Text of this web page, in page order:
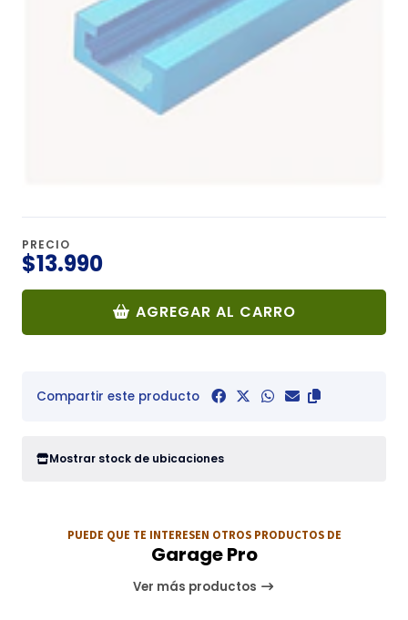
PRECIO
$13.990
AGREGAR AL CARRO
Compartir este producto
Mostrar stock de ubicaciones
PUEDE QUE TE INTERESEN OTROS PRODUCTOS DE
Garage Pro
Ver más productos